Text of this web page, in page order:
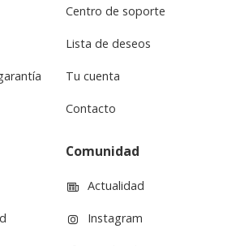
Centro de soporte
Lista de deseos
Tu cuenta
Contacto
Comunidad
Actualidad
Instagram